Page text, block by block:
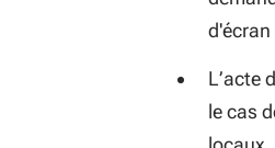
L’acte
le cas